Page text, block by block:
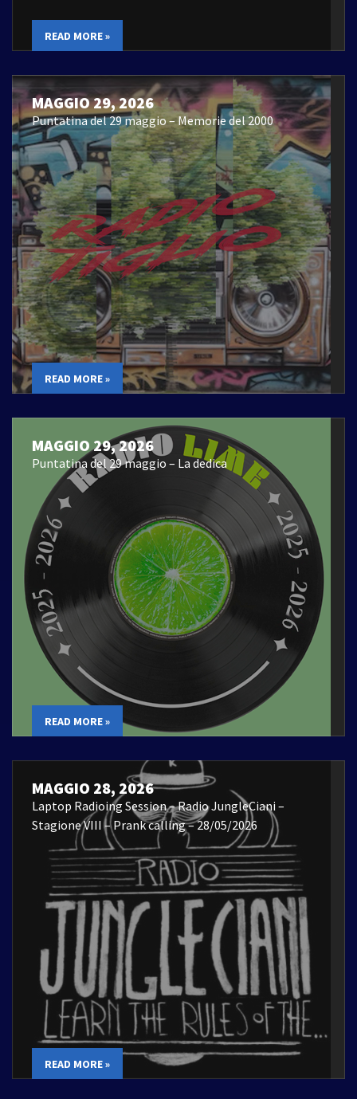
READ MORE »
MAGGIO 29, 2026
Puntatina del 29 maggio – Memorie del 2000
READ MORE »
MAGGIO 29, 2026
Puntatina del 29 maggio – La dedica
READ MORE »
MAGGIO 28, 2026
Laptop Radioing Session – Radio JungleCiani –
Stagione VIII – Prank calling – 28/05/2026
READ MORE »